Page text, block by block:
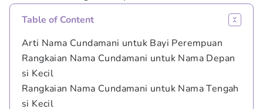
Table of Content
Arti Nama Cundamani untuk Bayi Perempuan
Rangkaian Nama Cundamani untuk Nama Depan
si Kecil
Rangkaian Nama Cundamani untuk Nama Tengah
si Kecil